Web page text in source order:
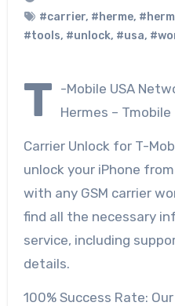
#carrier, #herme,
#tools, #unlock, #usa,
T -Mobile USA
Hermes – Tmobile
Carrier Unlock for T-
unlock your iPhone
with any GSM carrier
find all the necessary
service, including
details.
100% Success Rate: